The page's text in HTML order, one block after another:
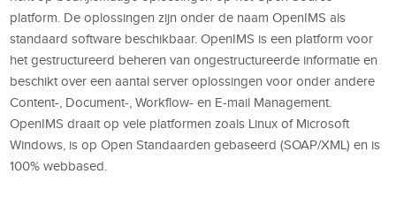
platform. De oplossingen zijn onder de naam OpenIMS als
standaard software beschikbaar. OpenIMS is een platform voor
het gestructureerd beheren van ongestructureerde informatie en
beschikt over een aantal server oplossingen voor onder andere
Content-, Document-, Workflow- en E-mail Management.
OpenIMS draait op vele platformen zoals Linux of Microsoft
Windows, is op Open Standaarden gebaseerd (SOAP/XML) en is
100% webbased.